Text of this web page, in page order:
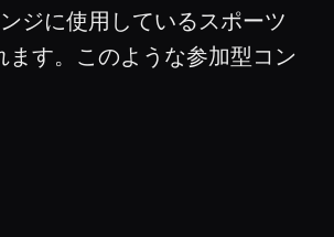
ジに使用しているスポーツ
す。このような参加型コン